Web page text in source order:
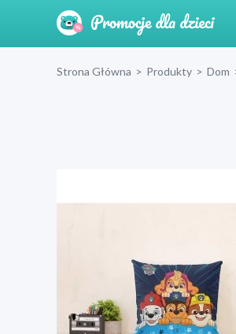
Strona Główna > Produkty > Dom